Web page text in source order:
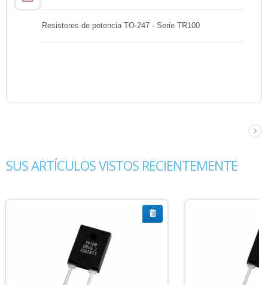
Resistores de potencia TO-247 - Serie TR100
SUS ARTÍCULOS VISTOS RECIENTEMENTE